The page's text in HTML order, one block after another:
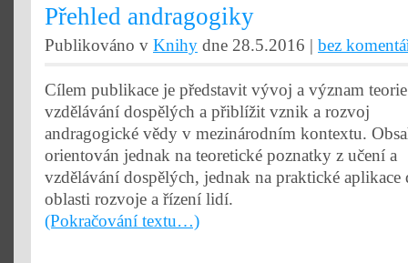
Přehled andragogiky
Publikováno v Knihy dne 28.5.2016 | bez
Cílem publikace je představit vývoj a význam
vzdělávání dospělých a přiblížit vznik a rozvoj
andragogické vědy v mezinárodním kontextu.
orientován jednak na teoretické poznatky z učení a
vzdělávání dospělých, jednak na praktické aplikace
oblasti rozvoje a řízení lidí.
(Pokračování textu…)